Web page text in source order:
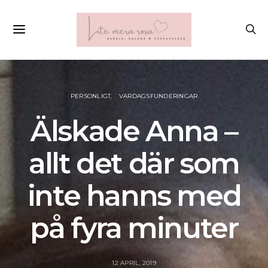
PERSONLIGT VARDAGSFUNDERINGAR
Älskade Anna –
allt det där som
inte hanns med
på fyra minuter
12 APRIL, 2019